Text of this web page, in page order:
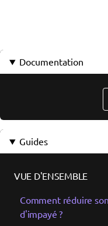
Documentation
Guides
VUE D'ENSEMBLE
Comment réduire
d'impayé ?